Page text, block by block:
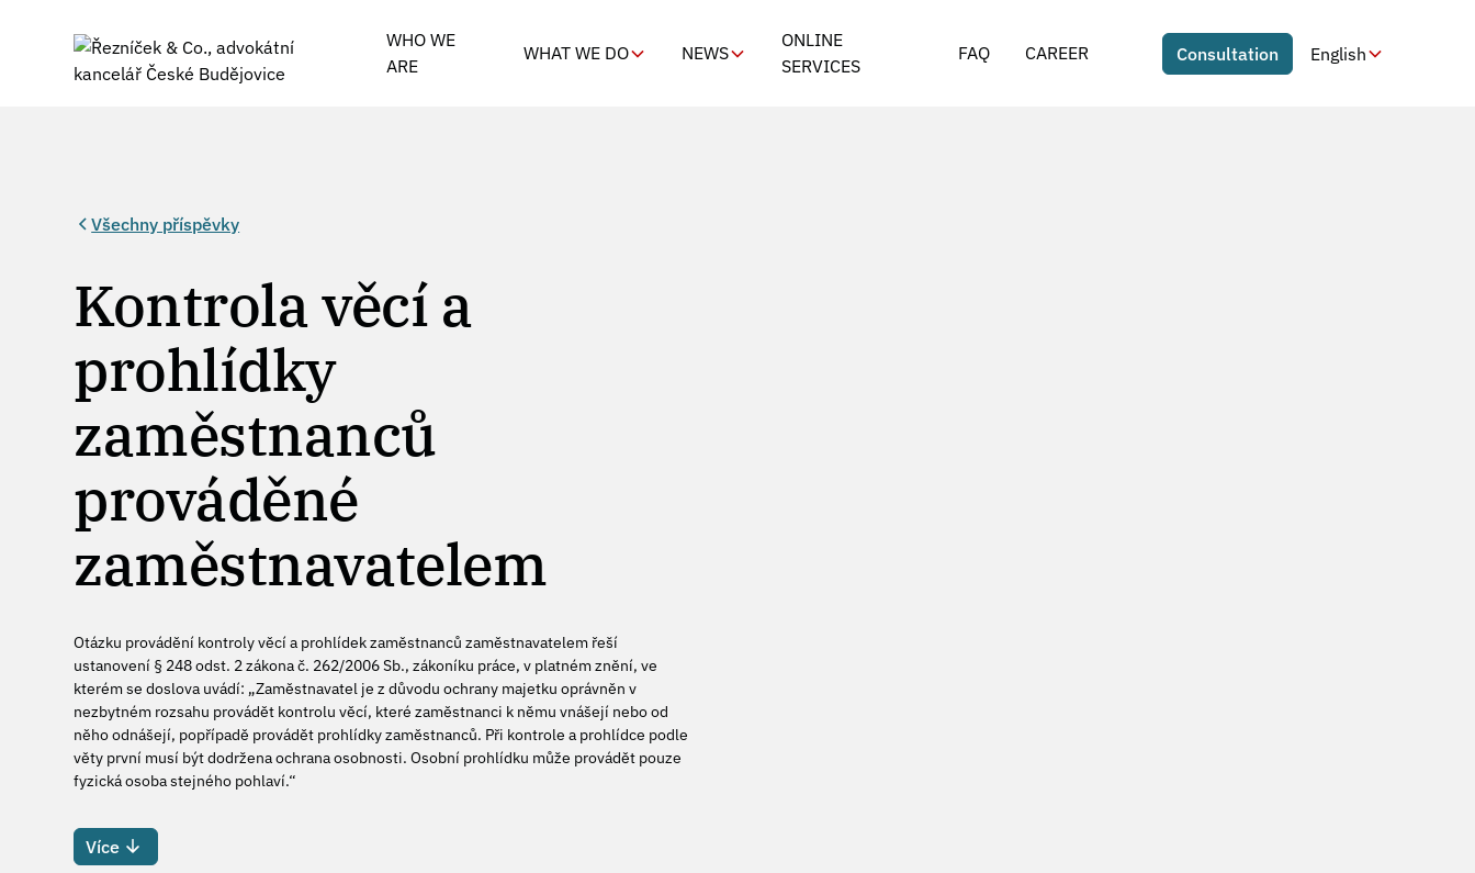
WHO WE
ARE
WHAT WE DO NEWS
ONLINE
SERVICES
FAQ CAREER Consultation English
Všechny příspěvky
Kontrola věcí a
prohlídky
zaměstnanců
prováděné
zaměstnavatelem
Otázku provádění kontroly věcí a prohlídek zaměstnanců zaměstnavatelem řeší
ustanovení § 248 odst. 2 zákona č. 262/2006 Sb., zákoníku práce, v platném znění, ve
kterém se doslova uvádí: „Zaměstnavatel je z důvodu ochrany majetku oprávněn v
nezbytném rozsahu provádět kontrolu věcí, které zaměstnanci k němu vnášejí nebo od
něho odnášejí, popřípadě provádět prohlídky zaměstnanců. Při kontrole a prohlídce podle
věty první musí být dodržena ochrana osobnosti. Osobní prohlídku může provádět pouze
fyzická osoba stejného pohlaví.“
Více